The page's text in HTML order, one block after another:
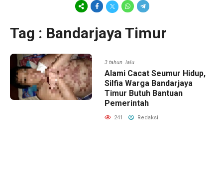
Tag : Bandarjaya Timur
3 tahun lalu
Alami Cacat Seumur Hidup,
Silfia Warga Bandarjaya
Timur Butuh Bantuan
Pemerintah
241 Redaksi